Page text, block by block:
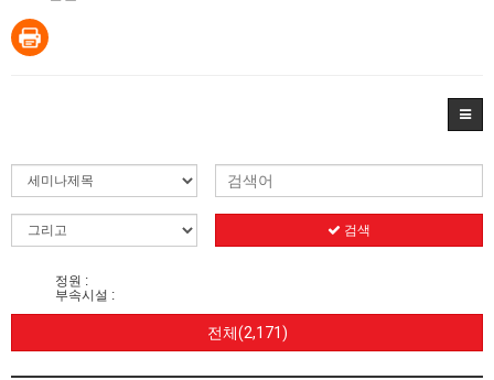
검색
정원 :
부속시설 :
전체(2,171)